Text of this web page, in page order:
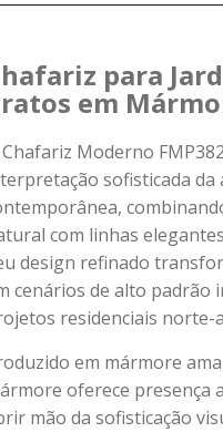
para
em
Moderno
sofisticada
com linhas
design refinado
cenários de alto padrão
residenciais norte-
em mármore
oferece presença
mão da sofisticação